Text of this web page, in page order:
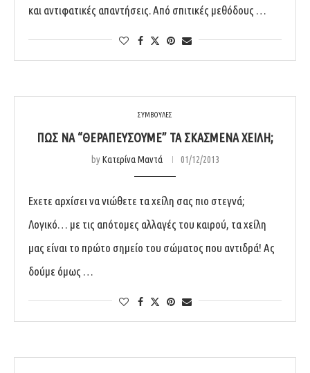
και αντιφατικές απαντήσεις. Από σπιτικές μεθόδους …
ΣΥΜΒΟΥΛΕΣ
ΠΏΣ ΝΑ “ΘΕΡΑΠΕΎΣΟΥΜΕ” ΤΑ ΣΚΑΣΜΈΝΑ ΧΕΊΛΗ;
byΚατερίνα Μαντά 01/12/2013
Εχετε αρχίσει να νιώθετε τα χείλη σας πιο στεγνά;
Λογικό… με τις απότομες αλλαγές του καιρού, τα χείλη
μας είναι το πρώτο σημείο του σώματος που αντιδρά! Ας
δούμε όμως …